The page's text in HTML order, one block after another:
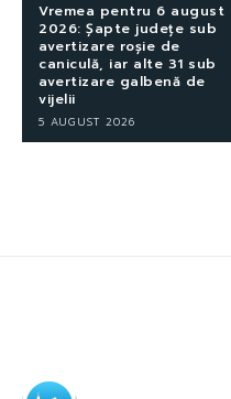
Vremea pentru 6 august
2026: Șapte județe sub
avertizare roșie de
caniculă, iar alte 31 sub
avertizare galbenă de
vijelii
5 AUGUST 2026